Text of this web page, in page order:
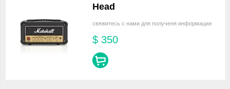
Head
свяжитесь с нами для полученя информации
$ 350